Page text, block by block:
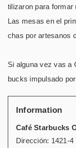
tilizaron para formar
Las mesas en el
chas por artesanos
Si alguna vez vas a
bucks impulsado
Information
Café Starbucks
Dirección: 1421-